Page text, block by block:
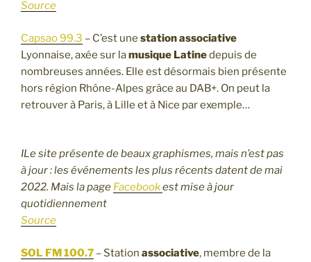
Source
Capsao 99.3 – C’est une station associative
Lyonnaise, axée sur lamusique Latinedepuis de
nombreuses années. Elle est désormais bien présente
hors région Rhône-Alpes grâce au DAB+. On peut la
retrouver à Paris, à Lille et à Nice par exemple…
ILe site présente de beaux graphismes, mais n’est pas
à jour : les événements les plus récents datent de mai
2022. Mais la page Facebookest mise à jour
quotidiennement
Source
SOL FM 100.7 – Station associative, membre de la